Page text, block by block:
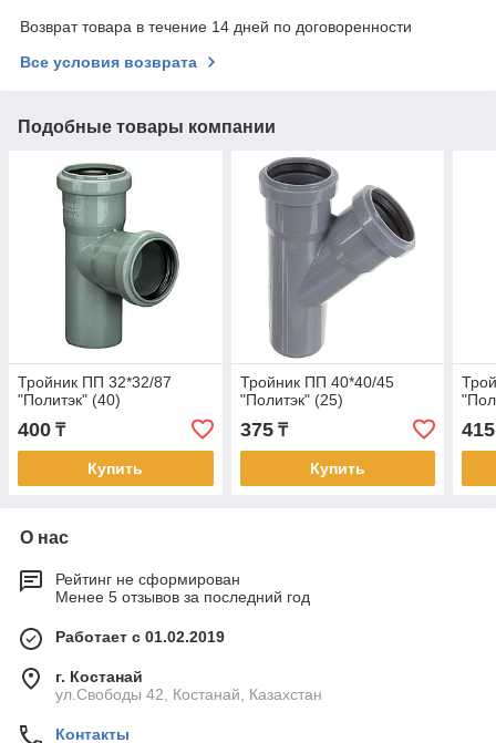
Возврат товара в течение 14 дней по договоренности
Все условия возврата
Подобные товары компании
Тройник ПП 32*32/87
"Политэк" (40)
400 ₸
Купить
Тройник ПП 40*40/45
"Политэк" (25)
375₸
Купить
415
О нас
Рейтинг не сформирован
Менее 5 отзывов за последний год
Работает с 01.02.2019
г. Костанай
ул.Свободы 42, Костанай, Казахстан
Контакты